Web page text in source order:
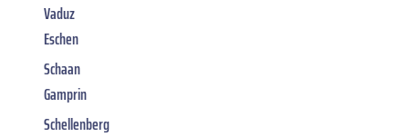
Vaduz
Eschen
Schaan
Gamprin
Schellenberg